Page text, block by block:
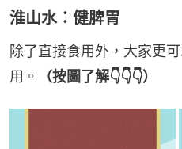
淮山水：健脾胃
除了直接食用外，大家更
用。
（按圖了解👇👇👇）